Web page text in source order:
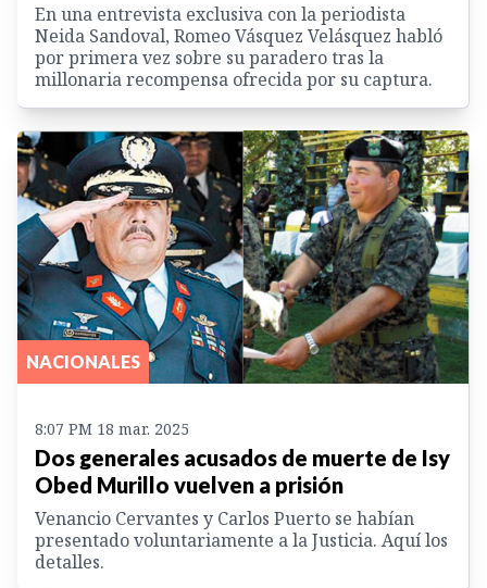
En una entrevista exclusiva con la periodista
Neida Sandoval, Romeo Vásquez Velásquez habló
por primera vez sobre su paradero tras la
millonaria recompensa ofrecida por su captura.
NACIONALES
8:07 PM 18 mar. 2025
Dos generales acusados de muerte de Isy
Obed Murillo vuelven a prisión
Venancio Cervantes y Carlos Puerto se habían
presentado voluntariamente a la Justicia. Aquí los
detalles.